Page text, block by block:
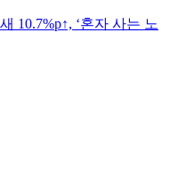
10.7%p↑, ‘혼자 사는 노